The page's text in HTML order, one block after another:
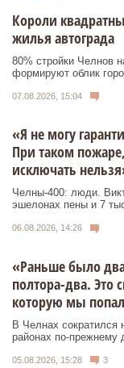
Короли
жилья автограда
80% стройки Челнов
формируют облик
07.08.2026, 15:04
«Я не могу
При таком
исключать
Челны-400: люди.
эшелонах пены и 7
06.08.2026, 14:26
«Раньше было
полтора-два. Это
которую мы
В Челнах
районах по-прежнему
05.08.2026, 15:28 3